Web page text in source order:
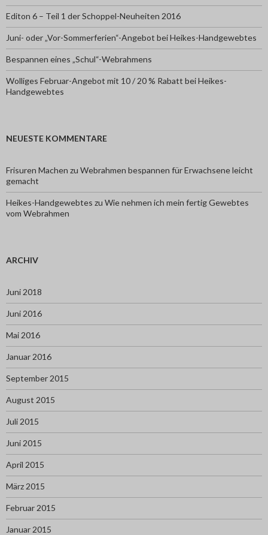
Editon 6 – Teil 1 der Schoppel-Neuheiten 2016
Juni- oder „Vor-Sommerferien“-Angebot bei Heikes-Handgewebtes
Bespannen eines „Schul“-Webrahmens
Wolliges Februar-Angebot mit 10 / 20 % Rabatt bei Heikes-
Handgewebtes
NEUESTE KOMMENTARE
Frisuren Machen zu Webrahmen bespannen für Erwachsene leicht
gemacht
Heikes-Handgewebtes zu Wie nehmen ich mein fertig Gewebtes
vom Webrahmen
ARCHIV
Juni 2018
Juni 2016
Mai 2016
Januar 2016
September 2015
August 2015
Juli 2015
Juni 2015
April 2015
März 2015
Februar 2015
Januar 2015